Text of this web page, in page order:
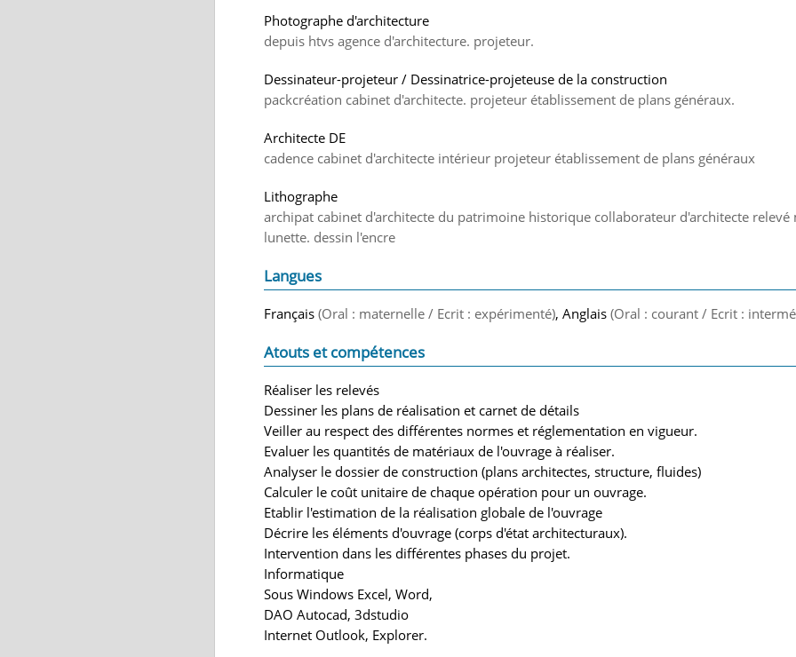
Photographe d'architecture
depuis htvs agence d'architecture. projeteur.
Dessinateur-projeteur / Dessinatrice-projeteuse de la construction
packcréation cabinet d'architecte. projeteur établissement de plans généraux.
Architecte DE
cadence cabinet d'architecte intérieur projeteur établissement de plans généraux
Lithographe
archipat cabinet d'architecte du patrimoine historique collaborateur d'architecte relevé
lunette. dessin l'encre
Langues
Français (Oral : maternelle / Ecrit : expérimenté), Anglais (Oral : courant / Ecrit :
Atouts et compétences
Réaliser les relevés
Dessiner les plans de réalisation et carnet de détails
Veiller au respect des différentes normes et réglementation en vigueur.
Evaluer les quantités de matériaux de l'ouvrage à réaliser.
Analyser le dossier de construction (plans architectes, structure, fluides)
Calculer le coût unitaire de chaque opération pour un ouvrage.
Etablir l'estimation de la réalisation globale de l'ouvrage
Décrire les éléments d'ouvrage (corps d'état architecturaux).
Intervention dans les différentes phases du projet.
Informatique
Sous Windows Excel, Word,
DAO Autocad, 3dstudio
Internet Outlook, Explorer.